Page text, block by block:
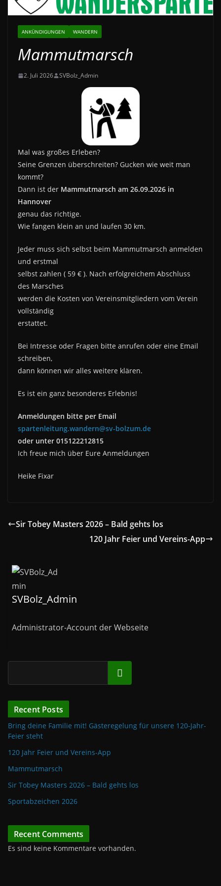
ANKÜNDIGUNGEN WANDERN
Mammutmarsch
2. Juli 2026 SVBolz_Admin
Mal was großes Erleben?
Seine Grenzen überschreiten? Gucken wie weit man
kommt?
Dann ist der Mammutmarsch am 26.09.2026 in
Hannover
genau das richtige.
Wie fangen klein an und laufen 30 km.
Jeder muss sich selbst beim Mammutmarsch anmelden
und erstmal
selbst zahlen ( 59 € ). Nach erfolgreichem Abschluss
des Marsches
werden die Kosten von Vereinsmitgliedern vom Verein
vollständig
erstattet.
Bei Intresse oder Fragen bitte anrufen oder eine Email
schreiben,
dann können wir alles weitere klären.
Es ist ein ganz besonderes Erlebnis!
Anmeldungen bitte per Email
spartenleitung.wandern@sv-bolzum.de
oder unter 015122212815
Ich freue mich über Eure Anmeldungen
Heike Fixar
Sir Tobey Masters 2026 – Bald gehts los
120 Jahr Feier und Vereins-App
SVBolz_Admin
Administrator-Account der Webseite
Suchen
Recent Posts
Bring deine Familie mit! Gästeregelung für unsere 120-Jahr-
Feier steht
120 Jahr Feier und Vereins-App
Mammutmarsch
Sir Tobey Masters 2026 – Bald gehts los
Sportabzeichen 2026
Recent Comments
Es sind keine Kommentare vorhanden.